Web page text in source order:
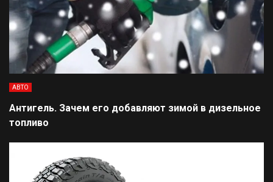
АВТО
Антигель. Зачем его добавляют зимой в дизельное
топливо